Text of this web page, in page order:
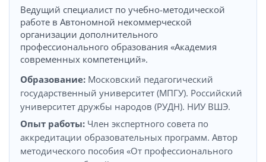
Ведущий специалист по учебно-методической
работе в Автономной некоммерческой
организации дополнительного
профессионального образования «Академия
современных компетенций».
Образование: Московский педагогический
государственный университет (МПГУ). Российский
университет дружбы народов (РУДН). НИУ ВШЭ.
Опыт работы: Член экспертного совета по
аккредитации образовательных программ. Автор
методического пособия «От профессионального